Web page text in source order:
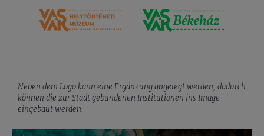
Neben dem Logo kann eine Ergänzung angelegt werden, dadurch
können die zur Stadt gebundenen Institutionen ins Image
eingebaut werden.